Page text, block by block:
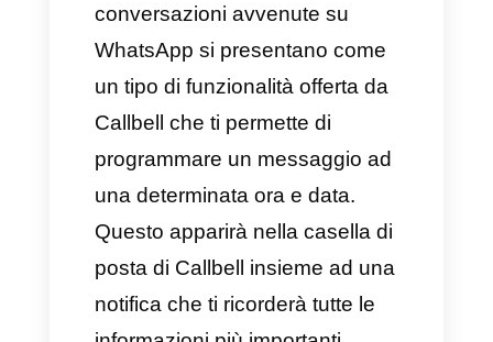
Ecco perché in questo articolo
andremo descriverti come
creare un promemoria di tutte le
conversazioni avvenute su
WhatsApp tramiteCallbell
modo rapido ed elementare.
Cosa sono i promemoria